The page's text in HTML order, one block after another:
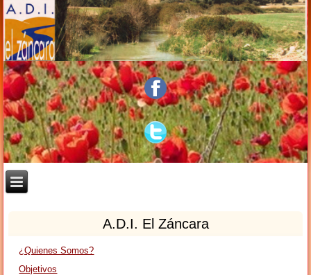
A.D.I. El Záncara
¿Quienes Somos?
Objetivos